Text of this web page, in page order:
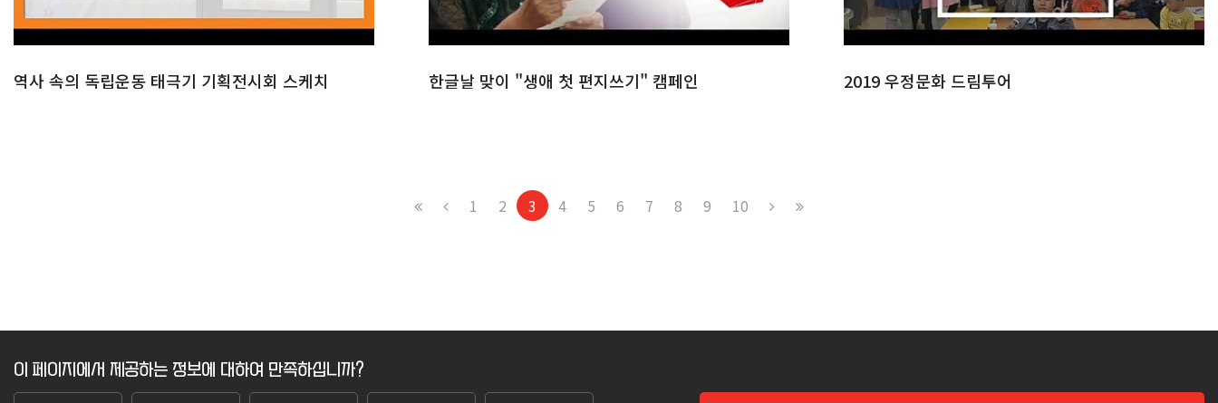
역사 속의 독립운동 태극기 기획전시회 스케치 한글날 맞이 "생애 첫 편지쓰기" 캠페인 2019 우정문화 드림투어
1 2 3 4 5 6 7 8 9 10
이 페이지에서 제공하는 정보에 대하여 만족하십니까?